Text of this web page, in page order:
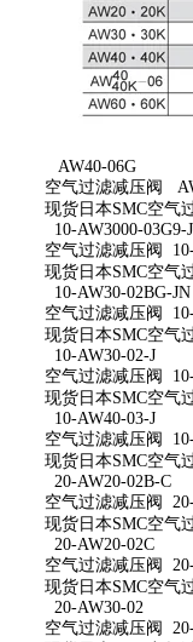
AW40-06G
空气过滤减压阀
现货日本SMC空气
10-AW3000-03G9-
空气过滤减压阀
现货日本SMC空气
10-AW30-02BG-JN
空气过滤减压阀
现货日本SMC空气
10-AW30-02-J
空气过滤减压阀
现货日本SMC空气
10-AW40-03-J
空气过滤减压阀
现货日本SMC空气
20-AW20-02B-C
空气过滤减压阀
现货日本SMC空气
20-AW20-02C
空气过滤减压阀
现货日本SMC空气
20-AW30-02
空气过滤减压阀